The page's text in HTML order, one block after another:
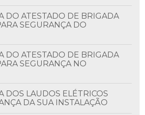
SEGURANÇA DO
SEGURANÇA NO
DA SUA INSTALAÇÃO